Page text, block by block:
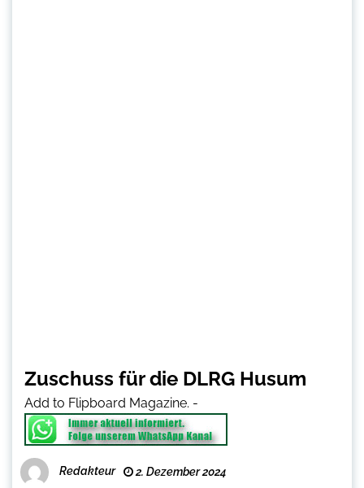
Zuschuss für die DLRG Husum
Add to Flipboard Magazine. -
Redakteur 2. Dezember 2024